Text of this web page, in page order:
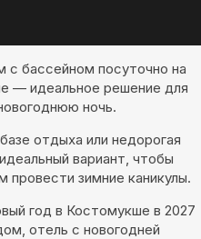
с бассейном посуточно на
— идеальное решение для
ночь.
отдыха или недорогая
вариант, чтобы
зимние каникулы.
год в Костомукше в 2027
отель с новогодней